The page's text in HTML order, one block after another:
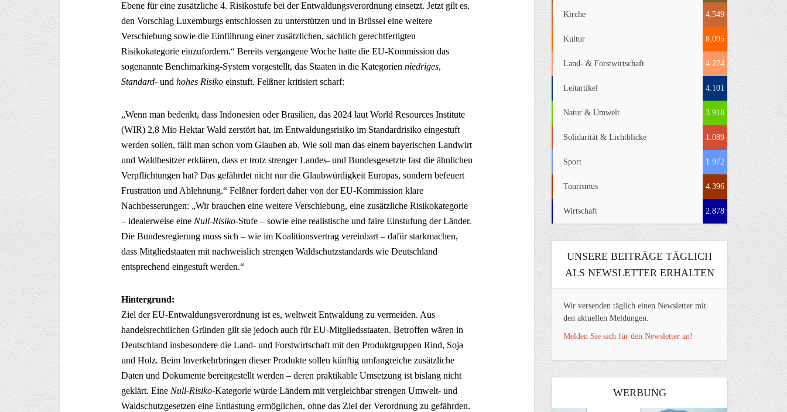
Ebene für eine zusätzliche 4. Risikostufe bei der Entwaldungsverordnung einsetzt. Jetzt gilt es,
den Vorschlag Luxemburgs entschlossen zu unterstützen und in Brüssel eine weitere
Verschiebung sowie die Einführung einer zusätzlichen, sachlich gerechtfertigten
Risikokategorie einzufordern.“ Bereits vergangene Woche hatte die EU-Kommission das
sogenannte Benchmarking-System vorgestellt, das Staaten in die Kategorien niedriges,
Standard- und hohes Risiko einstuft. Felßner kritisiert scharf:
„Wenn man bedenkt, dass Indonesien oder Brasilien, das 2024 laut World Resources Institute
(WIR) 2,8 Mio Hektar Wald zerstört hat, im Entwaldungsrisiko im Standardrisiko eingestuft
werden sollen, fällt man schon vom Glauben ab. Wie soll man das einem bayerischen Landwirt
und Waldbesitzer erklären, dass er trotz strenger Landes- und Bundesgesetzte fast die ähnlichen
Verpflichtungen hat? Das gefährdet nicht nur die Glaubwürdigkeit Europas, sondern befeuert
Frustration und Ablehnung.“ Felßner fordert daher von der EU-Kommission klare
Nachbesserungen: „Wir brauchen eine weitere Verschiebung, eine zusätzliche Risikokategorie
– idealerweise eine Null-Risiko-Stufe – sowie eine realistische und faire Einstufung der Länder.
Die Bundesregierung muss sich – wie im Koalitionsvertrag vereinbart – dafür starkmachen,
dass Mitgliedstaaten mit nachweislich strengen Waldschutzstandards wie Deutschland
entsprechend eingestuft werden.“
Hintergrund:
Ziel der EU-Entwaldungsverordnung ist es, weltweit Entwaldung zu vermeiden. Aus
handelsrechtlichen Gründen gilt sie jedoch auch für EU-Mitgliedsstaaten. Betroffen wären in
Deutschland insbesondere die Land- und Forstwirtschaft mit den Produktgruppen Rind, Soja
und Holz. Beim Inverkehrbringen dieser Produkte sollen künftig umfangreiche zusätzliche
Daten und Dokumente bereitgestellt werden – deren praktikable Umsetzung ist bislang nicht
geklärt. Eine Null-Risiko-Kategorie würde Ländern mit vergleichbar strengen Umwelt- und
Waldschutzgesetzen eine Entlastung ermöglichen, ohne das Ziel der Verordnung zu gefährden.
Kirche 4.549
Kultur 8.095
Land- & Forstwirtschaft 4.274
Leitartikel 4.101
Natur & Umwelt 3.918
Solidarität & Lichtblicke 1.089
Sport 1.972
Tourismus 4.396
Wirtschaft 2.878
UNSERE BEITRÄGE TÄGLICH
ALS NEWSLETTER ERHALTEN
Wir versenden täglich einen Newsletter mit
den aktuellen Meldungen.
Melden Sie sich für den Newsletter an!
WERBUNG